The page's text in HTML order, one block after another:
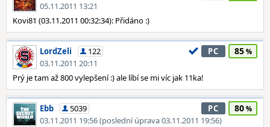
05.11.2011 13:21
Kovi81 (03.11.2011 00:32:34): Přidáno :)
LordZeli
122
03.11.2011 20:11
PC 85
Prý je tam až 800 vylepšení :) ale líbí se mi víc jak 11ka!
Ebb
5039
03.11.2011 19:56 (poslední úprava 03.11.2011 19:56)
PC 80